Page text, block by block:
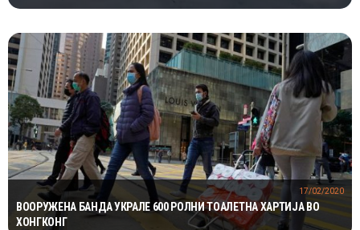
МИЛИОНИ ГОДИНИ
ВООРУЖЕНА БАНДА УКРАЛЕ 600 РОЛНИ ТОАЛЕТНА ХАРТИЈА ВО
ХОНГКОНГ
17/02/2020